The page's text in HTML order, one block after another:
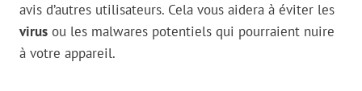
avis d’autres utilisateurs. Cela vous aidera à éviter les
virus ou les malwares potentiels qui pourraient nuire
à votre appareil.